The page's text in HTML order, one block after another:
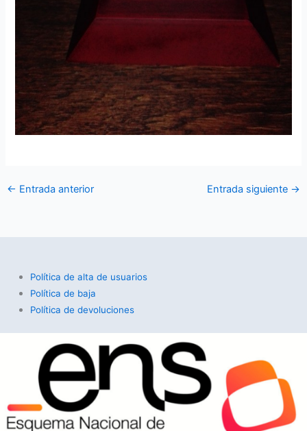
← Entrada anterior Entrada siguiente →
Política de alta de usuarios
Política de baja
Política de devoluciones